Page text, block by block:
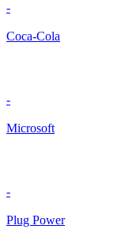
-
Coca-Cola
-
Microsoft
-
Plug Power